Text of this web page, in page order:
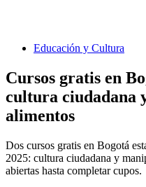
Educación y Cultura
Cursos gratis en
cultura ciudadana
alimentos
Dos cursos gratis en Bogotá
2025: cultura ciudadana y
abiertas hasta completar cupos.